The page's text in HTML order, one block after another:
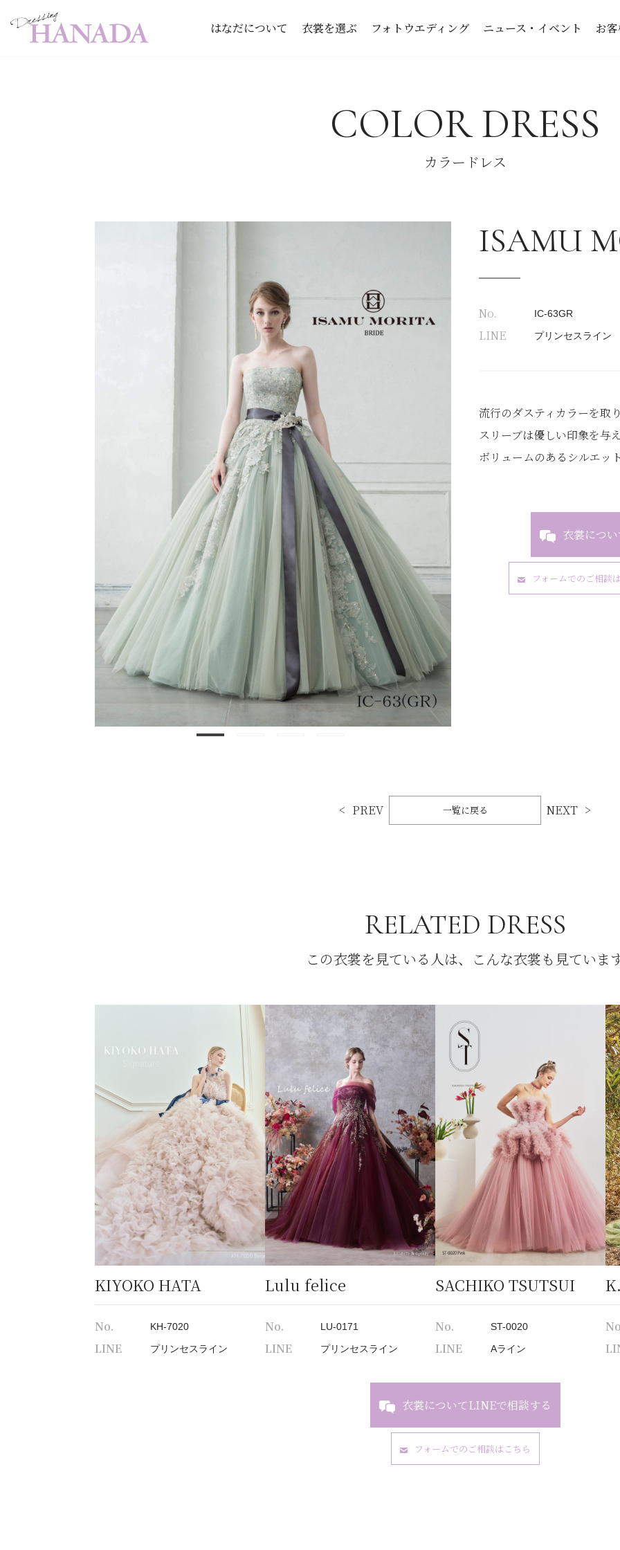
はなだについて 衣裳を選ぶ フォトウエディング ニュース・イベント お
COLOR DRESS
カラードレス
ISAMU
No. IC-63GR
LINE プリンセスライン
流行のダスティカラーを取
スリーブは優しい印象を与
ボリュームのあるシルエ
衣裳につ
フォームでのご相談
PREV 一覧に戻る NEXT
RELATED DRESS
この衣裳を見ている人は、こんな衣裳も見ていま
KIYOKO HATA
No. KH-7020
LINE プリンセスライン
Lulu felice
No. LU-0171
LINE プリンセスライン
SACHIKO TSUTSUI
No. ST-0020
LINE Aライン
衣裳についてLINEで相談する
フォームでのご相談はこちら